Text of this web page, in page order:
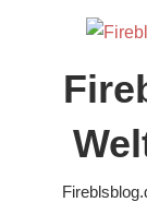
springen